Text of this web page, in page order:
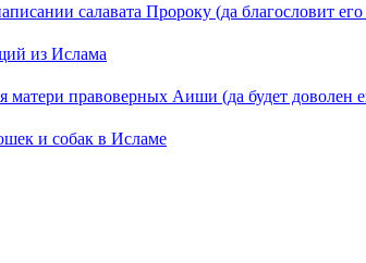
салавата Пророку (да благословит
из Ислама
матери правоверных Аиши (да будет доволен
и собак в Исламе